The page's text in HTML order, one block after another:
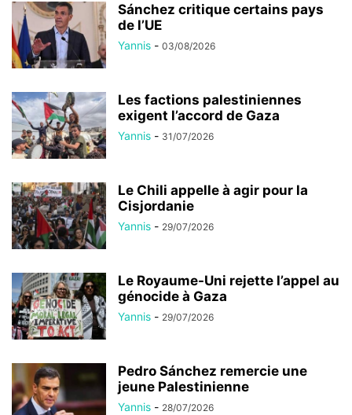
Sánchez critique certains pays
de l’UE
Yannis - 03/08/2026
Les factions palestiniennes
exigent l’accord de Gaza
Yannis - 31/07/2026
Le Chili appelle à agir pour la
Cisjordanie
Yannis - 29/07/2026
Le Royaume-Uni rejette l’appel au
génocide à Gaza
Yannis - 29/07/2026
Pedro Sánchez remercie une
jeune Palestinienne
Yannis - 28/07/2026